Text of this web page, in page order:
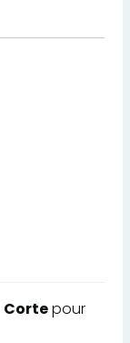
Cortepour